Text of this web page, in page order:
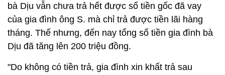
bà Dịu vẫn chưa trả hết được số tiền gốc đã vay
của gia đình ông S. mà chỉ trả được tiền lãi hàng
tháng. Thế nhưng, đến nay tổng số tiền gia đình bà
Dịu đã tăng lên 200 triệu đồng.
"Do không có tiền trả, gia đình xin khất trả sau